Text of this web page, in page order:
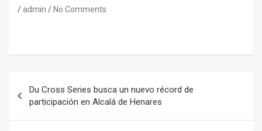
admin No Comments
de
entradas
Du Cross Series busca un nuevo récord de
participación en Alcalá de Henares